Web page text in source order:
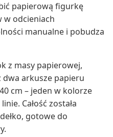
papierową figurkę
w odcieniach
manualne i pobudza
z masy papierowej,
dwa arkusze papieru
cm – jeden w kolorze
Całość została
gotowe do